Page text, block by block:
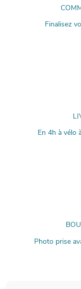
Finalisez
En 4h à vélo
Photo prise